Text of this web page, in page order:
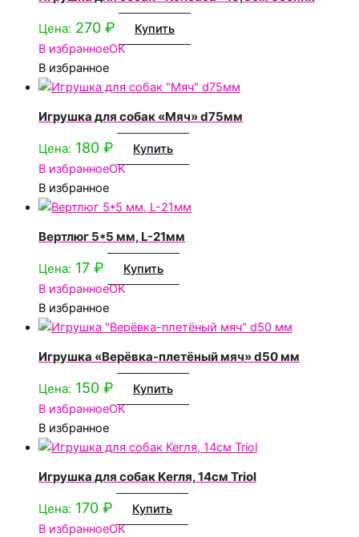
Цена: 270 ₽
Купить
В избранноеOK
В избранное
Игрушка для собак «Мяч» d75мм
Цена: 180 ₽
Купить
В избранноеOK
В избранное
Вертлюг 5*5 мм, L-21мм
Цена: 17 ₽
Купить
В избранноеOK
В избранное
Игрушка «Верёвка-плетёный мяч» d50 мм
Цена: 150 ₽
Купить
В избранноеOK
В избранное
Игрушка для собак Кегля, 14см Triol
Цена: 170 ₽
Купить
В избранноеOK